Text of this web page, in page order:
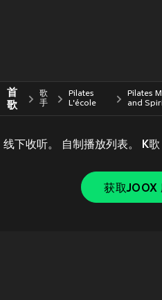
首
歌
歌
手
Pilates
L'école
Pilates
and
线下收听。 自制播放列表。 K
获取JOOX